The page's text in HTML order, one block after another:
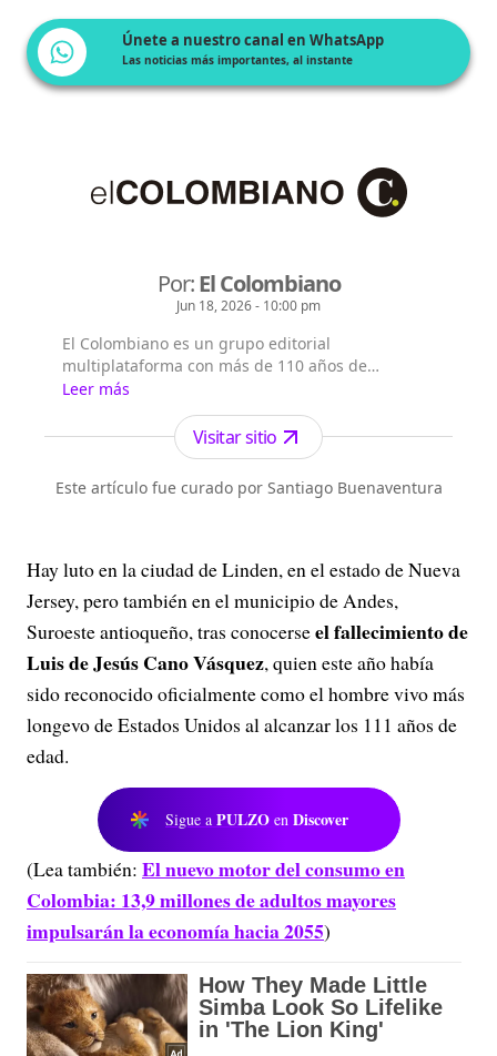
Únete a nuestro canal en WhatsApp
Las noticias más importantes, al instante
Por:El Colombiano
Jun 18, 2026 - 10:00 pm
El Colombiano es un grupo editorial
multiplataforma con más de 110 años de
existencia. Nació en la ciudad de Medellín en
Antioquia. Fundado el 6 de febrero de 1912 por
Francisco de Paula Pérez, se ha especializado en
la investigación y generación de contenidos
periodísticos para diferentes plataformas en las
que provee a las audiencias de piezas mult...
Leer más
Visitar sitio
Este artículo fue curado por Santiago Buenaventura
Hay luto en la ciudad de Linden, en el estado de Nueva
Jersey, pero también en el municipio de Andes,
Suroeste antioqueño, tras conocerseel fallecimiento de
Luis de Jesús Cano Vásquez, quien este año había
sido reconocido oficialmente como el hombre vivo más
longevo de Estados Unidos al alcanzar los 111 años de
edad.
Sigue a PULZO en Discover
(Lea también: El nuevo motor del consumo en
Colombia: 13,9 millones de adultos mayores
impulsarán la economía hacia 2055)